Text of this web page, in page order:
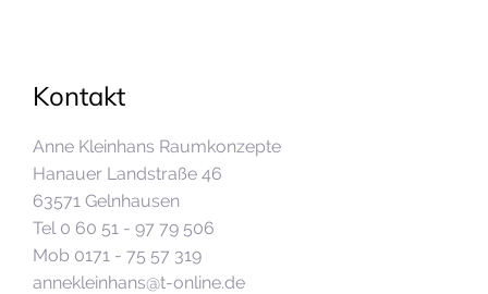
Kontakt
Anne Kleinhans Raumkonzepte
Hanauer Landstraße 46
63571 Gelnhausen
Tel 0 60 51 - 97 79 506
Mob 0171 - 75 57 319
annekleinhans@t-online.de